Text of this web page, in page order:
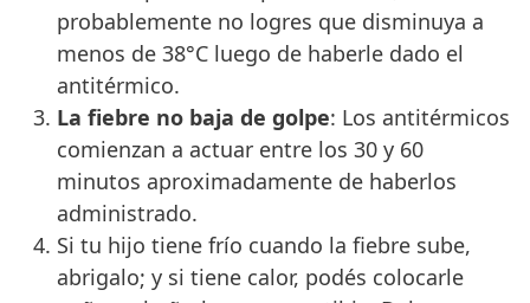
probablemente no logres que disminuya a
menos de 38°C luego de haberle dado el
antitérmico.
La fiebre no baja de golpe: Los antitérmicos
comienzan a actuar entre los 30 y 60
minutos aproximadamente de haberlos
administrado.
Si tu hijo tiene frío cuando la fiebre sube,
abrigalo; y si tiene calor, podés colocarle